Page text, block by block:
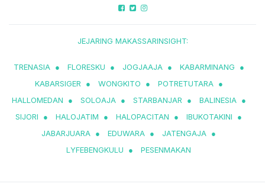
JEJARING MAKASSARINSIGHT:
TRENASIA ● FLORESKU ● JOGJAAJA ● KABARMINANG
●
KABARSIGER ● WONGKITO ● POTRETUTARA ●
HALLOMEDAN
● SOLOAJA ● STARBANJAR ● BALINESIA ●
SIJORI
● HALOJATIM ● HALOPACITAN ● IBUKOTAKINI
●
JABARJUARA ● EDUWARA ● JATENGAJA ●
LYFEBENGKULU
● PESENMAKAN